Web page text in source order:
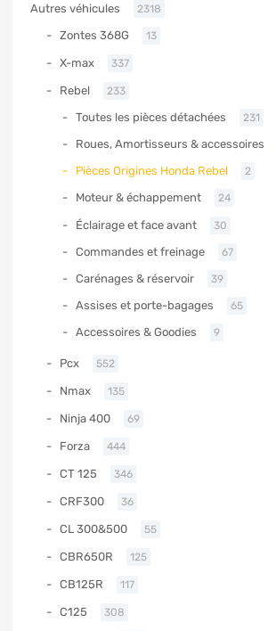
Autres véhicules 2318
Zontes 368G 13
X-max 337
Rebel 233
Toutes les pièces détachées 231
Roues, Amortisseurs & accessoires
Pièces Origines Honda Rebel 2
Moteur & échappement 24
Éclairage et face avant 30
Commandes et freinage 67
Carénages & réservoir 39
Assises et porte-bagages 65
Accessoires & Goodies 9
Pcx 552
Nmax 135
Ninja 400 69
Forza 444
CT 125 346
CRF300 36
CL 300&500 55
CBR650R 125
CB125R 117
C125 308